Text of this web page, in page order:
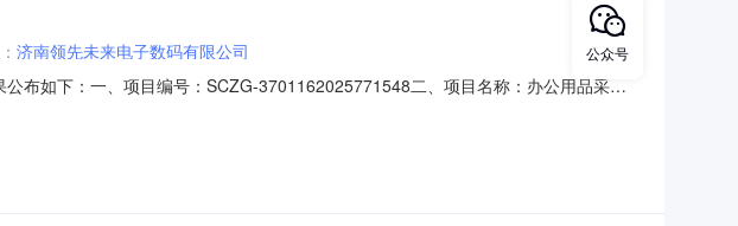
济南领先未来电子数码有限公司
布如下：一、项目编号：SCZG-3701162025771548二、项目名称：办公用品采购
1篮球国产啦啦操手花篮球国产啦啦操手花600￥4.000
公众号